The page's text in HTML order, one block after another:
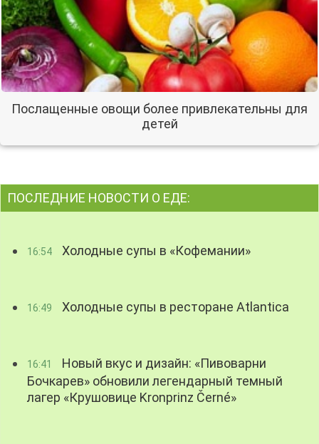
Послащенные овощи более привлекательны для
детей
ПОСЛЕДНИЕ НОВОСТИ О ЕДЕ:
16:54 Холодные супы в «Кофемании»
16:49 Холодные супы в ресторане Atlantica
16:41
Новый вкус и дизайн: «Пивоварни
Бочкарев» обновили легендарный темный
лагер «Крушовице Kronprinz Černé»